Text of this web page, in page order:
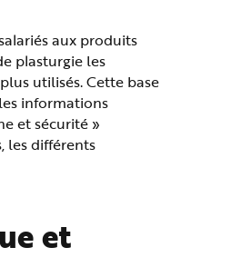
aux produits
plasturgie les
utilisés. Cette base
informations
et sécurité »
les différents
et